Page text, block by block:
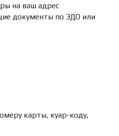
на ваш адрес
документы по ЭДО или
карты, куар-коду,